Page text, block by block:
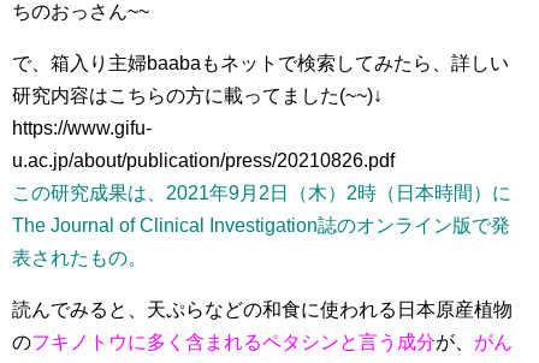
ちのおっさん~~
で、箱入り主婦baabaもネットで検索してみたら、詳しい
研究内容はこちらの方に載ってました(~~)↓
https://www.gifu-
u.ac.jp/about/publication/press/20210826.pdf
この研究成果は、2021年9月2日（木）2時（日本時間）に
The Journal of Clinical Investigation誌のオンライン版で発
表されたもの。
読んでみると、天ぷらなどの和食に使われる日本原産植物
のフキノトウに多く含まれるペタシンと言う成分が、 がん